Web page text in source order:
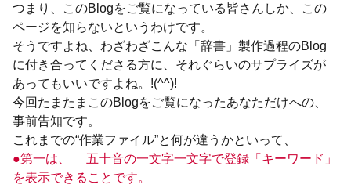
つまり、このBlogをご覧になっている皆さんしか、この
ページを知らないというわけです。
そうですよね、わざわざこんな「辞書」製作過程のBlog
に付き合ってくださる方に、それぐらいのサプライズが
あってもいいですよね。!(^^)!
今回たまたまこのBlogをご覧になったあなただけへの、
事前告知です。
これまでの“作業ファイル”と何が違うかといって、
●第一は、 五十音の一文字一文字で登録「キーワード」
を表示できることです。